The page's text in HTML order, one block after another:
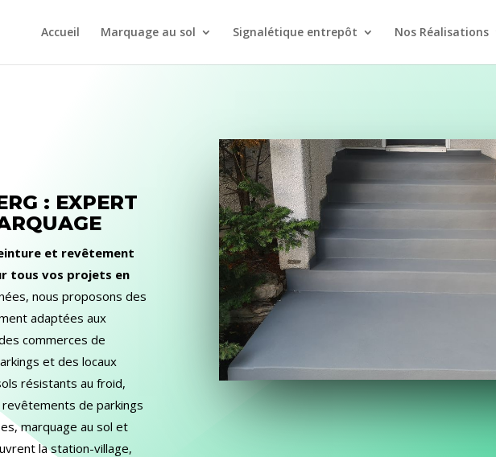
Accueil Marquage au sol Signalétique entrepôt Nos Réalisations
: EXPERT
et revêtement
tous vos projets en
nous proposons des
adaptées aux
commerces de
et des locaux
résistants au froid,
de parkings
marquage au sol et
la station-village,